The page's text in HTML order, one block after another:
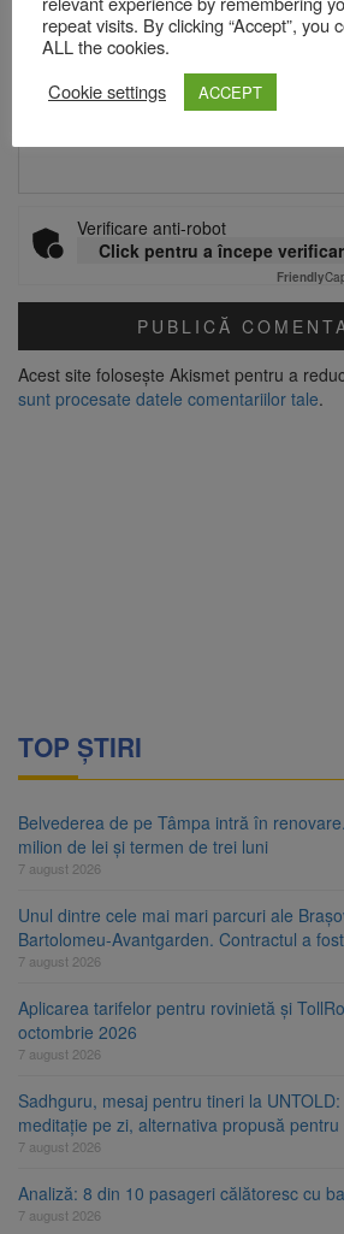
Email*
Verificare anti-robot
Click pentru a începe
Friendly
Acest site folosește Akismet pentru a
sunt procesate datele comentariilor tale.
TOP ȘTIRI
Belvederea de pe Tâmpa intră în
milion de lei și termen de trei luni
7 august 2026
Unul dintre cele mai mari parcuri ale
Bartolomeu-Avantgarden. Contractul a
7 august 2026
Aplicarea tarifelor pentru rovinietă și
octombrie 2026
7 august 2026
Sadhguru, mesaj pentru tineri la
meditație pe zi, alternativa propusă
7 august 2026
Analiză: 8 din 10 pasageri călătoresc cu
7 august 2026
repeat visits. By clicking “Accept”, you
ALL the cookies.
Cookie settings
ACCEPT